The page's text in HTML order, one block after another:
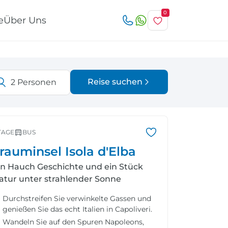
Über Uns
0
Schweiz
Nordeuropa
BUS
Isola d'Elba
Hauch Geschichte und ein Stück
unter strahlender Sonne
Durchstreifen Sie verwinkelte Gassen und
genießen Sie das echt Italien in Capoliveri.
Wandeln Sie auf den Spuren Napoleons,